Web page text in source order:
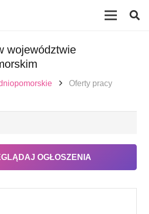
województwie
Oferty pracy